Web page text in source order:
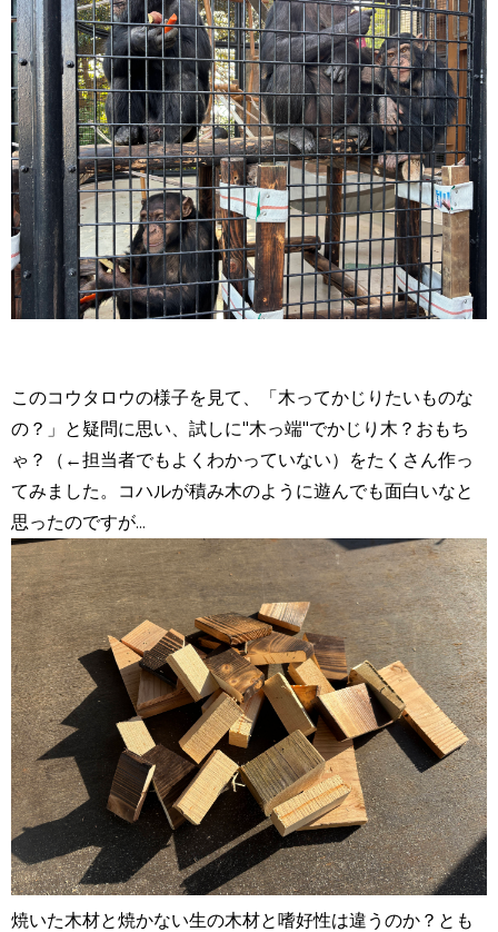
このコウタロウの様子を見て、「木ってかじりたいものな
の？」と疑問に思い、試しに"木っ端"でかじり木？おもち
ゃ？（←担当者でもよくわかっていない）をたくさん作っ
てみました。コハルが積み木のように遊んでも面白いなと
思ったのですが...
焼いた木材と焼かない生の木材と嗜好性は違うのか？とも